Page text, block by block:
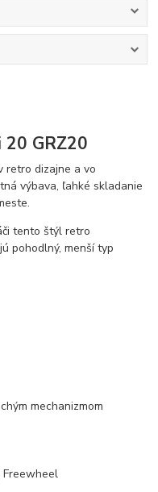
20 GRZ20
retro dizajne a vo
výbava, ľahké skladanie
tento štýl retro
pohodlný, menší typ
mechanizmom
Freewheel